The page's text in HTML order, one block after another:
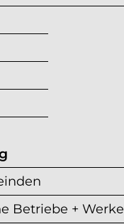
Betriebe + Werke